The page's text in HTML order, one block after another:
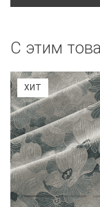
С этим
ХИТ